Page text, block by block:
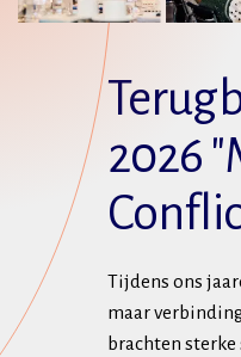
2026
Tijdens ons
maar
brachten